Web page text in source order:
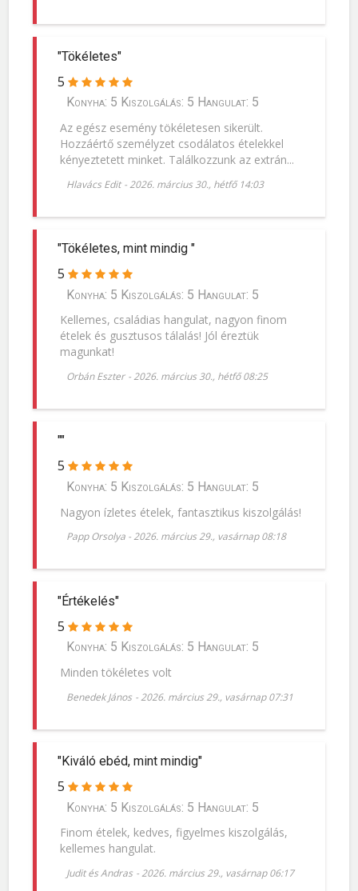
"Tökéletes"
5
Konyha: 5 Kiszolgálás: 5 Hangulat: 5
Az egész esemény tökéletesen sikerült.
Hozzáértő személyzet csodálatos ételekkel
kényeztetett minket. Találkozzunk az extrán...
Hlavács Edit -2026. március 30., hétfő 14:03
"Tökéletes, mint mindig "
5
Konyha: 5 Kiszolgálás: 5 Hangulat: 5
Kellemes, családias hangulat, nagyon finom
ételek és gusztusos tálalás! Jól éreztük
magunkat!
Orbán Eszter -2026. március 30., hétfő 08:25
""
5
Konyha: 5 Kiszolgálás: 5 Hangulat: 5
Nagyon ízletes ételek, fantasztikus kiszolgálás!
Papp Orsolya -2026. március 29., vasárnap 08:18
"Értékelés"
5
Konyha: 5 Kiszolgálás: 5 Hangulat: 5
Minden tökéletes volt
Benedek János -2026. március 29., vasárnap 07:31
"Kiváló ebéd, mint mindig"
5
Konyha: 5 Kiszolgálás: 5 Hangulat: 5
Finom ételek, kedves, figyelmes kiszolgálás,
kellemes hangulat.
Judit és Andras -2026. március 29., vasárnap 06:17